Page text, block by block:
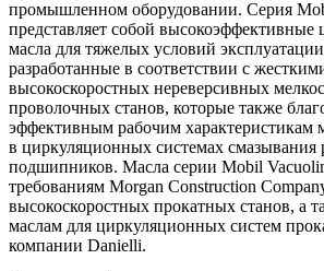
промышленном оборудовании. Серия
представляет собой
масла для тяжелых условий
разработанные в соответствии с
высокоскоростных нереверсивных
проволочных станов, которые также
эффективным рабочим характеристикам
в циркуляционных системах смазывания
подшипников. Масла серии Mobil
требованиям Morgan Construction
высокоскоростных прокатных станов, а
маслам для циркуляционных систем
компании Danielli.